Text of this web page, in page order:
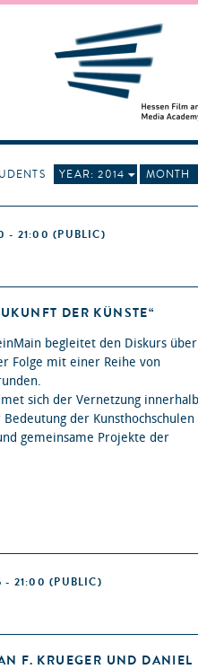
YEAR: 2014 MONTH
- 21:00(PUBLIC)
DER KÜNSTE“
begleitet den Diskurs über
Folge mit einer Reihe von
sich der Vernetzung
Bedeutung der
gemeinsame Projekte der
- 21:00(PUBLIC)
F. KRUEGER UND DANIEL